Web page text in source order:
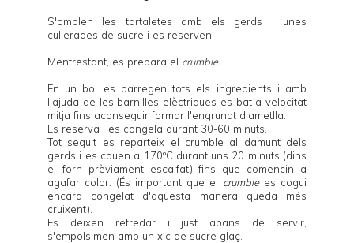
S'omplen les tartaletes amb els gerds i unes
cullerades de sucre i es reserven.
Mentrestant, es prepara el crumble.
En un bol es barregen tots els ingredients i amb
l'ajuda de les barnilles elèctriques es bat a velocitat
mitja fins aconseguir formar l'engrunat d'ametlla.
Es reserva i es congela durant 30-60 minuts.
Tot seguit es reparteix el crumble al damunt dels
gerds i es couen a 170ºC durant uns 20 minuts (dins
el forn prèviament escalfat) fins que comencin a
agafar color. (És important que el crumblees cogui
encara congelat d'aquesta manera queda més
cruixent).
Es deixen refredar i just abans de servir,
s'empolsimen amb un xic de sucre glaç.